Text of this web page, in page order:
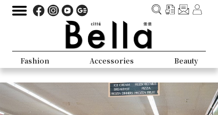
Fashion Accessories Beauty